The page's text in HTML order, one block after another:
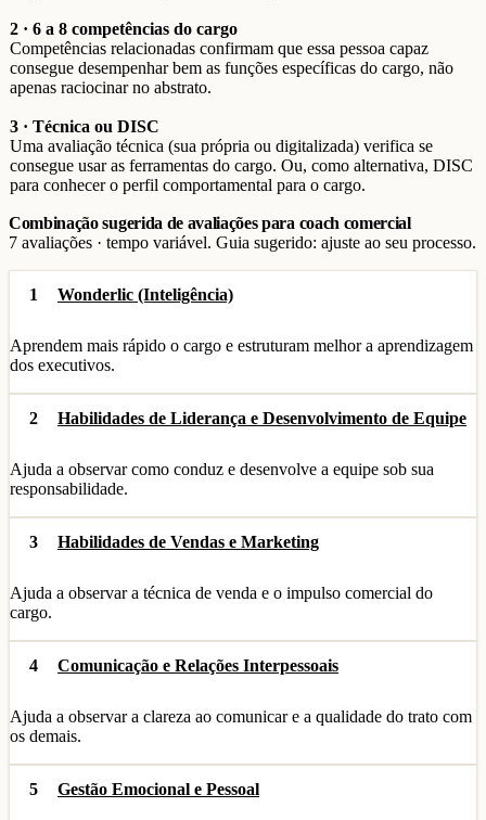
2 · 6 a 8 competências do cargo
Competências relacionadas confirmam que essa pessoa capaz
consegue desempenhar bem as funções específicas do cargo, não
apenas raciocinar no abstrato.
3 · Técnica ou DISC
Uma avaliação técnica (sua própria ou digitalizada) verifica se
consegue usar as ferramentas do cargo. Ou, como alternativa, DISC
para conhecer o perfil comportamental para o cargo.
Combinação sugerida de avaliações para coach comercial
7 avaliações · tempo variável. Guia sugerido: ajuste ao seu processo.
1 Wonderlic (Inteligência)
Aprendem mais rápido o cargo e estruturam melhor a aprendizagem
dos executivos.
2 Habilidades de Liderança e Desenvolvimento de Equipe
Ajuda a observar como conduz e desenvolve a equipe sob sua
responsabilidade.
3 Habilidades de Vendas e Marketing
Ajuda a observar a técnica de venda e o impulso comercial do
cargo.
4 Comunicação e Relações Interpessoais
Ajuda a observar a clareza ao comunicar e a qualidade do trato com
os demais.
5 Gestão Emocional e Pessoal